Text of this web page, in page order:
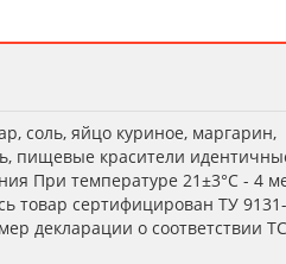
соль, яйцо куриное, маргарин,
пищевые красители
При температуре 21±3°С - 4
товар сертифицирован ТУ
декларации о соответствии